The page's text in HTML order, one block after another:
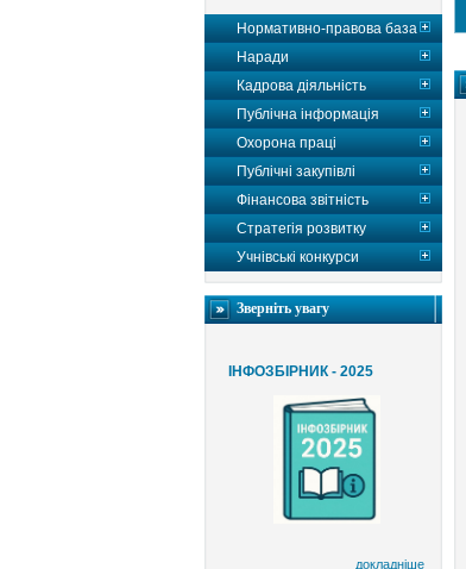
Нормативно-правова база
Наради
Кадрова діяльність
Публічна інформація
Охорона праці
Публічні закупівлі
Фінансова звітність
Стратегія розвитку
Учнівські конкурси
Зверніть увагу
ІНФОЗБІРНИК - 2025
докладніше